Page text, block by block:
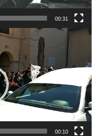
00:31
00:10